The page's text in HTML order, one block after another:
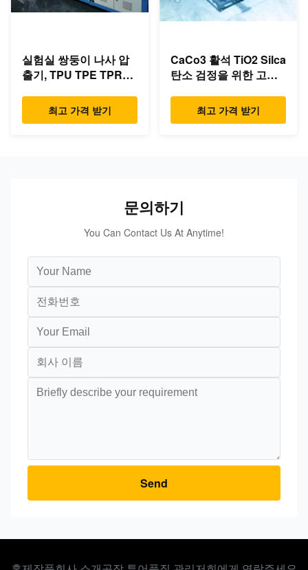
실험실 쌍둥이 나사 압
출기, TPU TPE TPR를
최고 가격 받기
CaCo3 활석 TiO2 Silca
탄소 검정을 위한 고속
최고 가격 받기
문의하기
You Can Contact Us At Anytime!
Send